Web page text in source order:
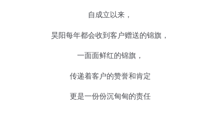
自成立以来，
昊阳每年都会收到客户赠送的锦旗，
一面面鲜红的锦旗，
传递着客户的赞誉和肯定
更是一份份沉甸甸的责任